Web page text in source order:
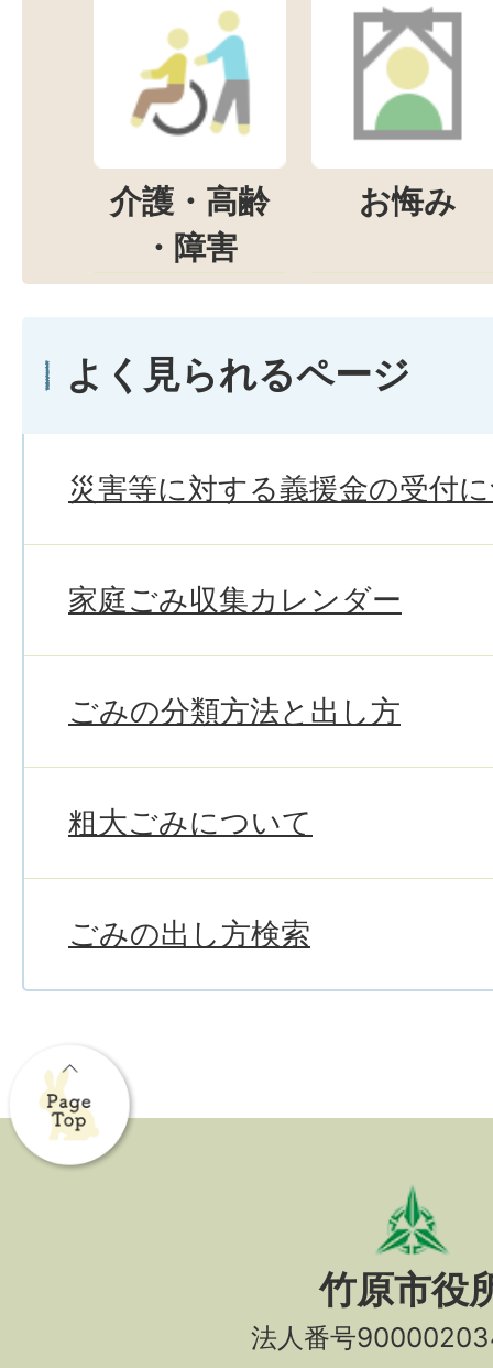
介護・高齢
・障害
お悔み
よく見られるページ
災害等に対する義援金の受付
家庭ごみ収集カレンダー
ごみの分類方法と出し方
粗大ごみについて
ごみの出し方検索
竹原市役
法人番号